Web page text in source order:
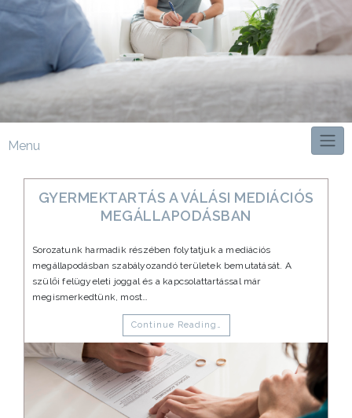
Menu
GYERMEKTARTÁS A VÁLÁSI MEDIÁCIÓS
MEGÁLLAPODÁSBAN
Sorozatunk harmadik részében folytatjuk a mediációs
megállapodásban szabályozandó területek bemutatását. A
szülői felügyeleti joggal és a kapcsolattartással már
megismerkedtünk, most…
Continue Reading…